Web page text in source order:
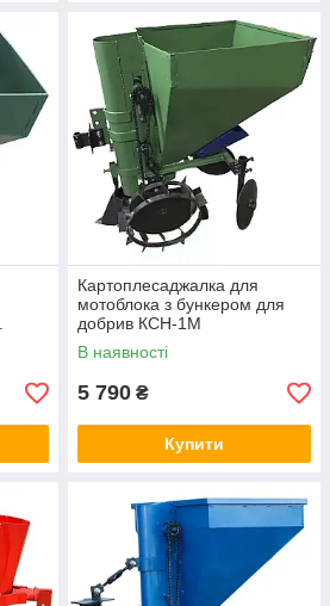
Картоплесаджалка для
мотоблока з бункером для
добрив КСН-1М
В наявності
5 790 ₴
Купити